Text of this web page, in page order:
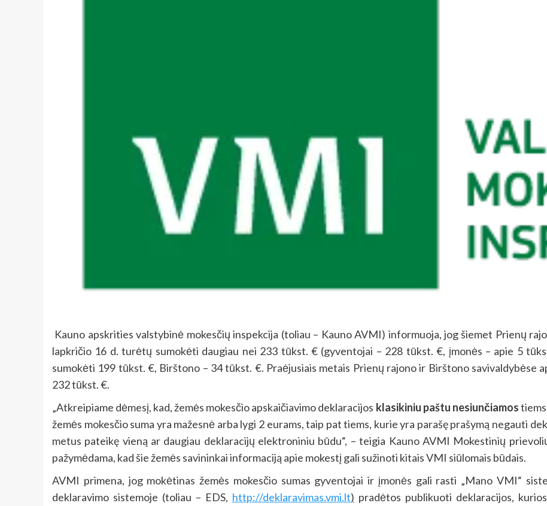
Kauno apskrities valstybinė mokesčių inspekcija (toliau – Kauno AVMI) informuoja, jog šiemet Prienų
lapkričio 16 d. turėtų sumokėti daugiau nei 233 tūkst. € (gyventojai – 228 tūkst. €, įmonės – apie 5
sumokėti 199 tūkst. €, Birštono – 34 tūkst. €. Praėjusiais metais Prienų rajono ir Birštono savivaldybėse
232 tūkst. €.
„Atkreipiame dėmesį, kad, žemės mokesčio apskaičiavimo deklaracijos klasikiniu paštu nesiunčiamos
žemės mokesčio suma yra mažesnė arba lygi 2 eurams, taip pat tiems, kurie yra parašę prašymą negauti
metus pateikę vieną ar daugiau deklaracijų elektroniniu būdu“, – teigia Kauno AVMI Mokestinių
pažymėdama, kad šie žemės savininkai informaciją apie mokestį gali sužinoti kitais VMI siūlomais būdais.
AVMI primena, jog mokėtinas žemės mokesčio sumas gyventojai ir įmonės gali rasti „Mano VMI“
deklaravimo sistemoje (toliau – EDS, http://deklaravimas.vmi.lt) pradėtos publikuoti deklaracijos,